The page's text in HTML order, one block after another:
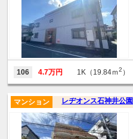
106 4.7万円 1K（19.84ｍ2 ）
レヂオンス石神井公園
マンション